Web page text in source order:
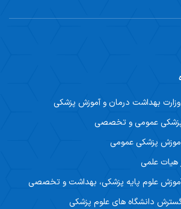
بهداشت درمان و آموزش پزشکی
پزشکی عمومی و تخصصی
اموزش پزشکی عمومی
هیات علمی
آموزش علوم پایه پزشکی، بهداشت و تخصصی
دانشگاه های علوم پزشکی